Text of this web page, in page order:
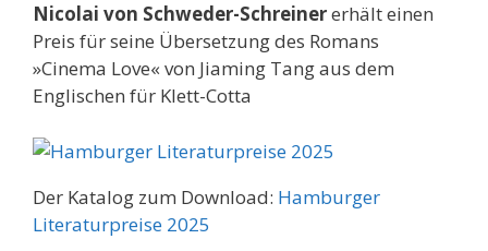
Nicolai von Schweder-Schreinererhält einen
Preis für seine Übersetzung des Romans
»Cinema Love« von Jiaming Tang aus dem
Englischen für Klett-Cotta
Der Katalog zum Download: Hamburger
Literaturpreise 2025